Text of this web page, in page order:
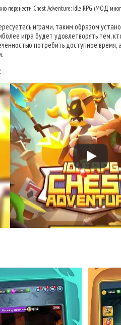
перенести Chest Adventure: Idle RPG (МОД
играми, таким образом
игра будет удовлетворять тем,
потребить доступное время,